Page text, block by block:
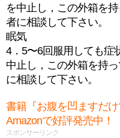
を中止し，この外箱を
者に相談して下さい。
眠気
4．5〜6回服用しても症
中止し，この外箱を持
に相談して下さい。
書籍『お腹を凹ますだ
Amazonで好評発売中！
スポンサーリンク